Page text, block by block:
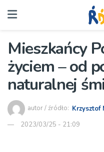
Mieszkańcy
życiem – od
naturalnej
autor / źródło: Krzysztof
2023/03/25 - 21:09